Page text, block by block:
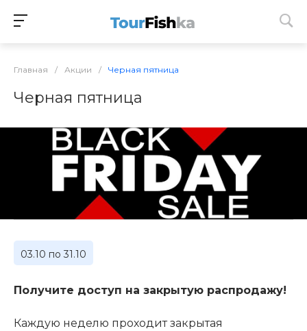
Главная / Акции / Черная пятница
Черная пятница
03.10 по 31.10
Получите доступ на закрытую распродажу!
Каждую неделю проходит закрытая